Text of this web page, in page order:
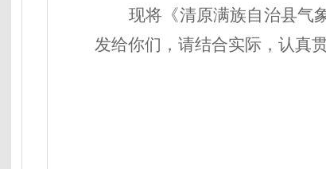
现将《清原满族自治县气
发给你们，请结合实际，认真贯